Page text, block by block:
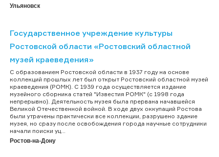
Ульяновск
Государственное учреждение культуры
Ростовской области «Ростовский областной
музей краеведения»
С образованием Ростовской области в 1937 году на основе
коллекций прошлых лет был открыт Ростовский областной музей
краеведения (РОМК). С 1939 года осуществляется издание
музейного сборника статей "Известия РОМК" (с 1998 года
непрерывно). Деятельность музея была прервана начавшейся
Великой Отечественной войной. В ходе двух оккупаций Ростова
были утрачены практически все коллекции, разрушено здание
музея, но сразу после освобождения города научные сотрудники
начали поиски уц...
Ростов-на-Дону